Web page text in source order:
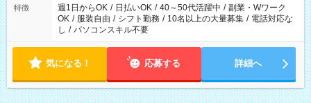
特徴 週1日からOK / 日払いOK / 40～50代活躍中 / 副業・Wワーク
OK / 服装自由 / シフト勤務 / 10名以上の大量募集 / 電話対応な
し / パソコンスキル不要
気になる！ 応募する 詳細へ